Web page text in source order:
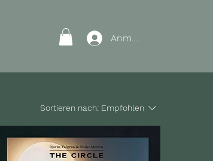
Anmelden
Sortieren nach: Empfohlen